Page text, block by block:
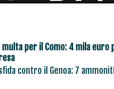
per il Como: 4 mila euro
contro il Genoa: 7